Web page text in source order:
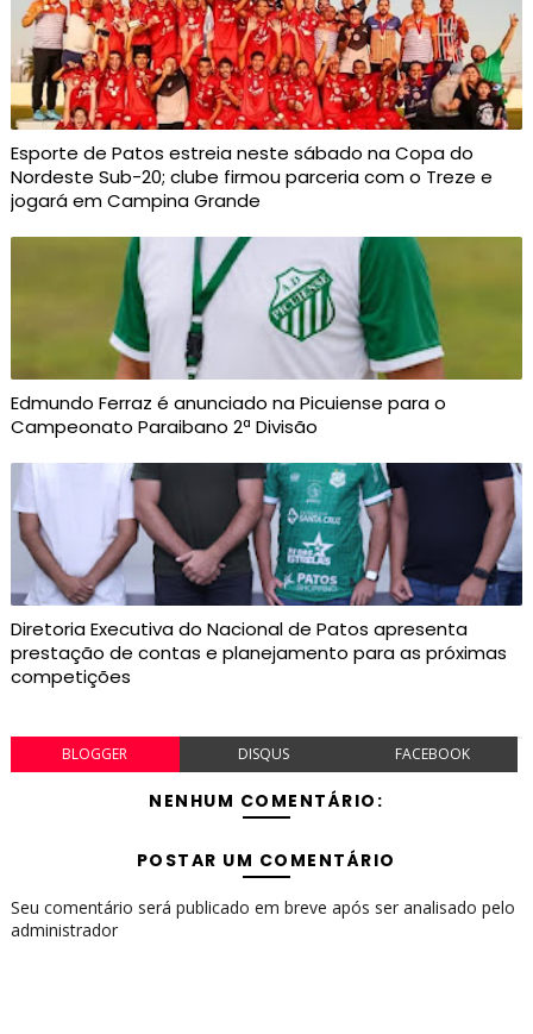
Esporte de Patos estreia neste sábado na Copa do
Nordeste Sub-20; clube firmou parceria com o Treze e
jogará em Campina Grande
Edmundo Ferraz é anunciado na Picuiense para o
Campeonato Paraibano 2ª Divisão
Diretoria Executiva do Nacional de Patos apresenta
prestação de contas e planejamento para as próximas
competições
BLOGGER DISQUS FACEBOOK
NENHUM COMENTÁRIO:
POSTAR UM COMENTÁRIO
Seu comentário será publicado em breve após ser analisado pelo
administrador